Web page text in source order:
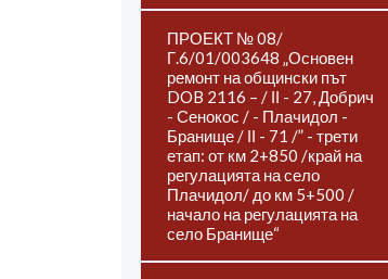
ПРОЕКТ № 08/
Г.6/01/003648 „Основен
ремонт на общински път
DOB 2116 – / ІІ - 27, Добрич
- Сенокос / - Плачидол -
Бранище / ІІ - 71 /” - трети
етап: от км 2+850 /край на
регулацията на село
Плачидол/ до км 5+500 /
начало на регулацията на
село Бранище“